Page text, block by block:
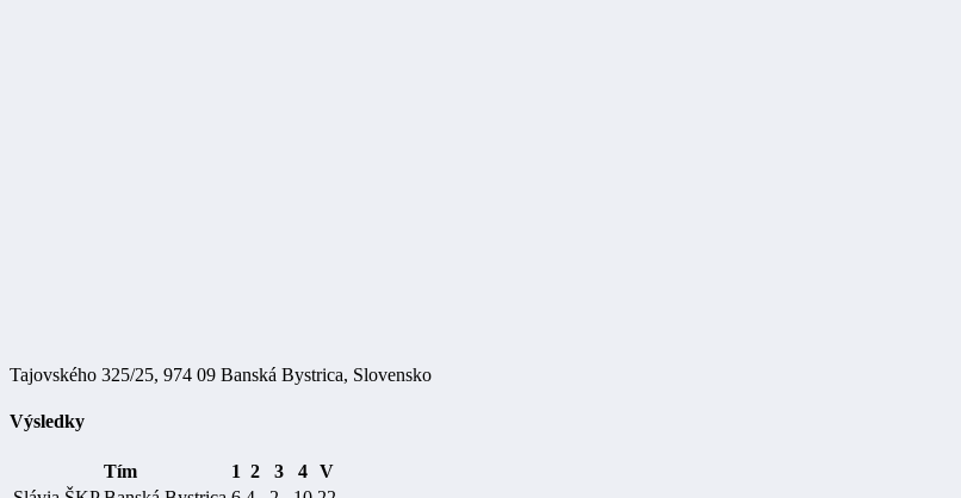
Tajovského 325/25, 974 09 Banská Bystrica, Slovensko
Výsledky
Tím 1 2 3 4 V